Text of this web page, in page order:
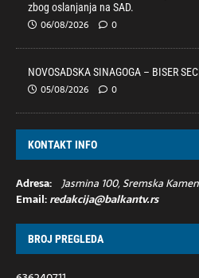
zbog oslanjanja na SAD.
06/08/2026 0
NOVOSADSKA SINAGOGA – BISER
05/08/2026 0
KONTAKT INFO
Adresa: Jasmina 100, Sremska
Email:redakcija@balkantv.rs
BROJ PREGLEDA